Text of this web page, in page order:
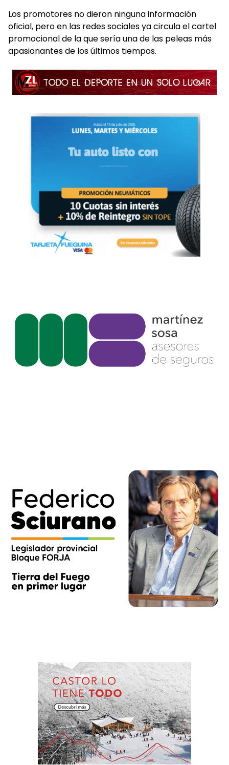
Los promotores no dieron ninguna información
oficial, pero en las redes sociales ya circula el cartel
promocional de la que sería una de las peleas más
apasionantes de los últimos tiempos.